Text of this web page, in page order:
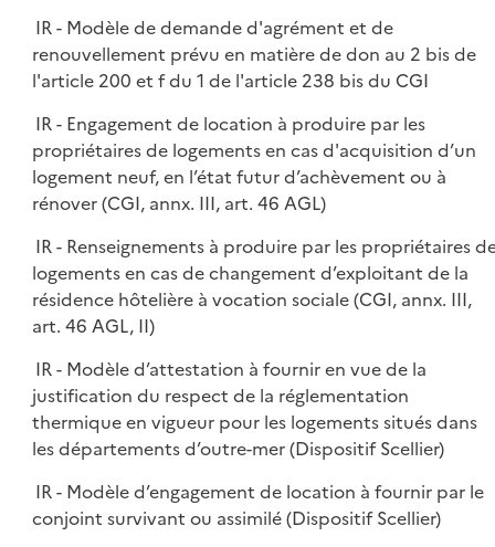
IR - Modèle de demande d'agrément et de
renouvellement prévu en matière de don au 2 bis de
l'article 200 et f du 1 de l'article 238 bis du CGI
IR - Engagement de location à produire par les
propriétaires de logements en cas d'acquisition d’un
logement neuf, en l’état futur d’achèvement ou à
rénover (CGI, annx. III, art. 46 AGL)
IR - Renseignements à produire par les propriétaires
logements en cas de changement d’exploitant de la
résidence hôtelière à vocation sociale (CGI, annx. III,
art. 46 AGL, II)
IR - Modèle d’attestation à fournir en vue de la
justification du respect de la réglementation
thermique en vigueur pour les logements situés dans
les départements d’outre-mer (Dispositif Scellier)
IR - Modèle d’engagement de location à fournir par le
conjoint survivant ou assimilé (Dispositif Scellier)